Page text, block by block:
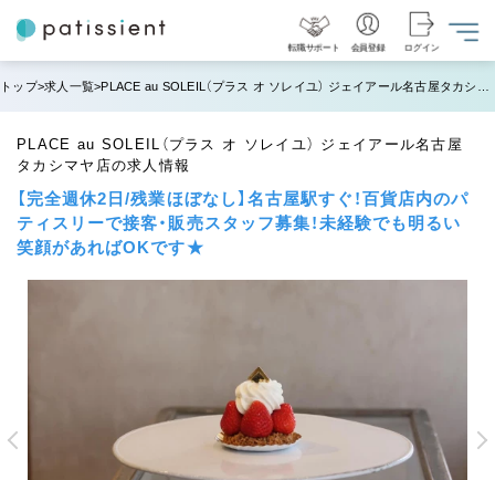
転職サポート 会員登録 ログイン
トップ 求人一覧
PLACE au SOLEIL（プラス オ ソレイユ） ジェイアール名古屋
タカシマヤ店の求人情報
【完全週休2日/残業ほぼなし】名古屋駅すぐ！百貨店内のパ
ティスリーで接客・販売スタッフ募集！未経験でも明るい
笑顔があればOKです★